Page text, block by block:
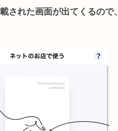
された画面が出てくるので、